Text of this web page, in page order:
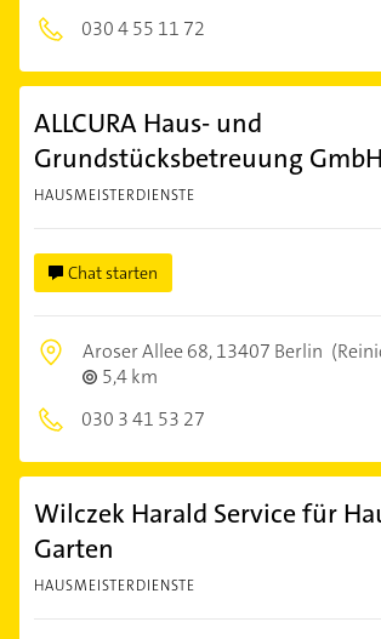
030 4 55 11 72
ALLCURA Haus- und
Grundstücksbetreuung GmbH
HAUSMEISTERDIENSTE
Chat starten
Aroser Allee 68,13407 Berlin
5,4 km
030 3 41 53 27
Wilczek Harald Service für
Garten
HAUSMEISTERDIENSTE